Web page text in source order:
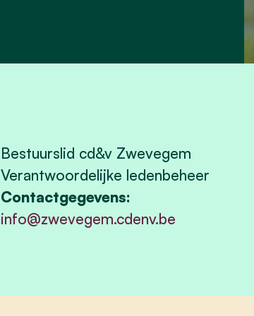
Bestuurslid cd&v Zwevegem
Verantwoordelijke ledenbeheer
Contactgegevens:
info@zwevegem.cdenv.be